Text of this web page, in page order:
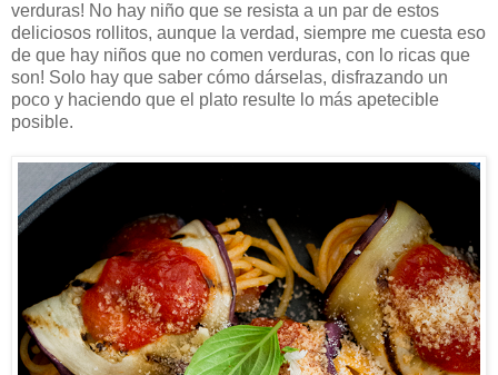
verduras! No hay niño que se resista a un par de estos
deliciosos rollitos, aunque la verdad, siempre me cuesta eso
de que hay niños que no comen verduras, con lo ricas que
son! Solo hay que saber cómo dárselas, disfrazando un
poco y haciendo que el plato resulte lo más apetecible
posible.